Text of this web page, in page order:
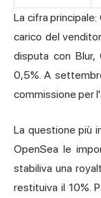
La cifra
carico del
disputa con Blur,
0,5%. A
commissione per
La questione più
OpenSea le
stabiliva una
restituiva il 10%.